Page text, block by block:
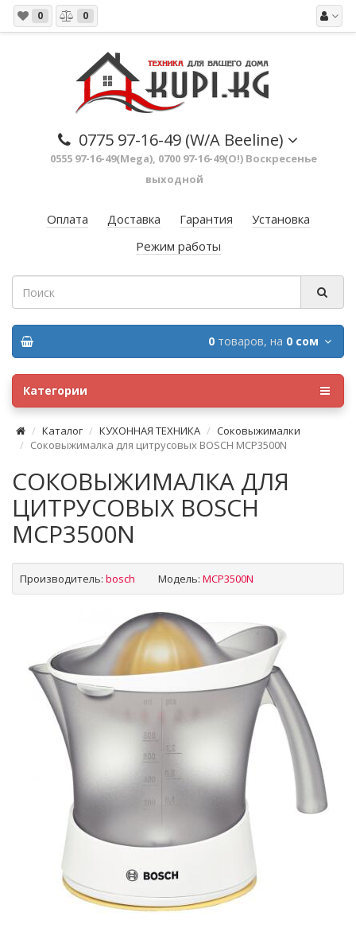
0 0
0775 97-16-49 (W/A Beeline)
0555 97-16-49(Mega), 0700 97-16-49(O!) Воскресенье
выходной
Оплата Доставка Гарантия
Установка
Режим работы
0 товаров, на 0 сом
Категории
Каталог КУХОННАЯ ТЕХНИКА
Соковыжималки
Соковыжималка для цитрусовых BOSCH MCP3500N
СОКОВЫЖИМАЛКА ДЛЯ
ЦИТРУСОВЫХ BOSCH
MCP3500N
Производитель: bosch Модель: MCP3500N